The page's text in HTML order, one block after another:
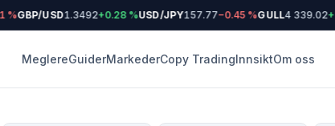
GBP/USD1.3492+0.28 %USD/JPY157.77−0.45 %GULL4 339.02
MeglereGuiderMarkederCopy TradingInnsiktOm oss